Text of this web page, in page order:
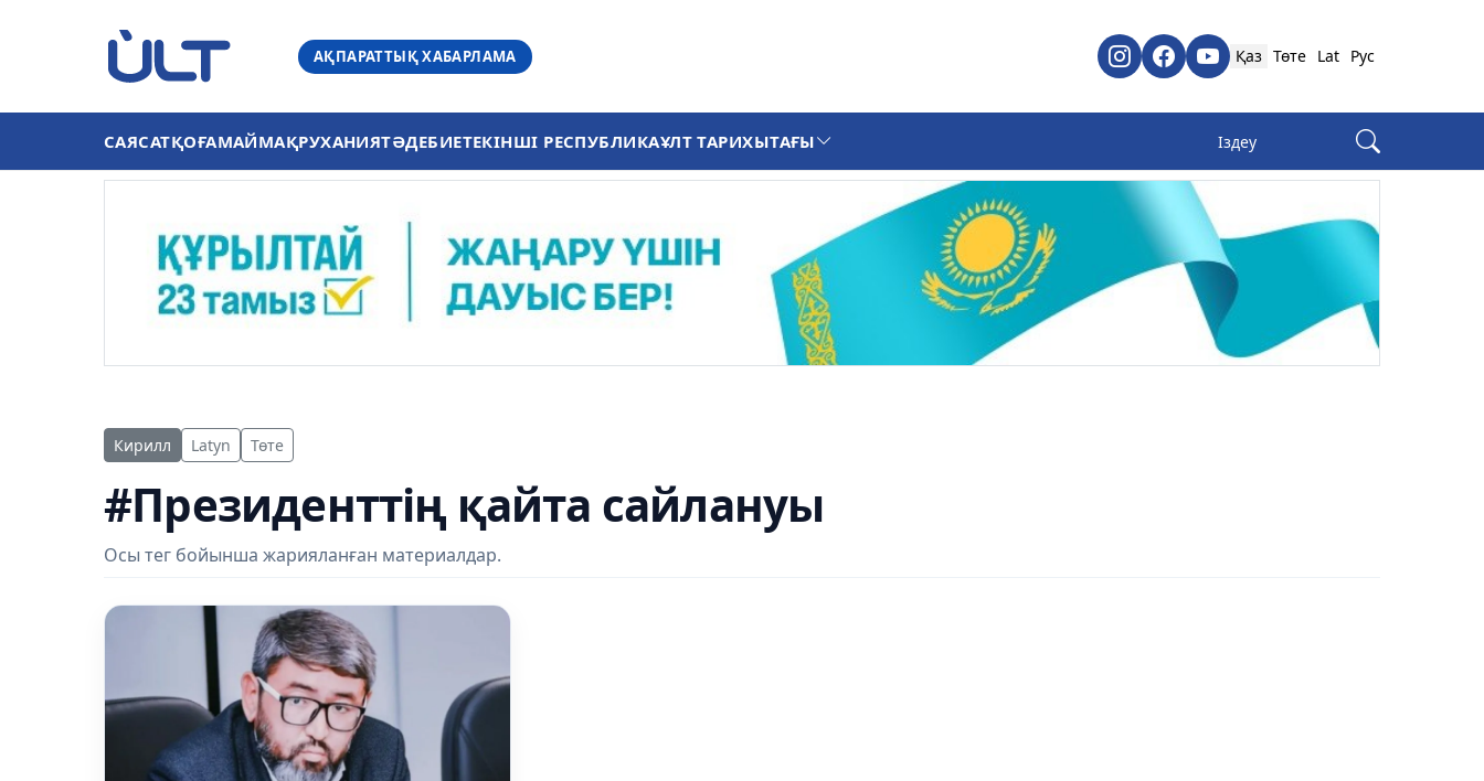
АҚПАРАТТЫҚ ХАБАРЛАМА Қаз Төте Lat Рус
САЯСАТҚОҒАМАЙМАҚРУХАНИЯТӘДЕБИЕТЕКІНШІ РЕСПУБЛИКАҰЛТ ТАРИХЫТАҒЫ
Кирилл Latyn Төте
#Президенттің қайта сайлануы
Осы тег бойынша жарияланған материалдар.